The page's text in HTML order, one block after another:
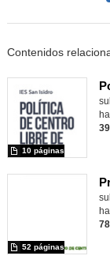
Contenidos
10 páginas
39
52 páginas
78